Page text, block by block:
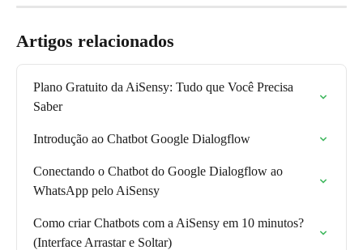
Artigos relacionados
Plano Gratuito da AiSensy: Tudo que Você Precisa
Saber
Introdução ao Chatbot Google Dialogflow
Conectando o Chatbot do Google Dialogflow ao
WhatsApp pelo AiSensy
Como criar Chatbots com a AiSensy em 10 minutos?
(Interface Arrastar e Soltar)